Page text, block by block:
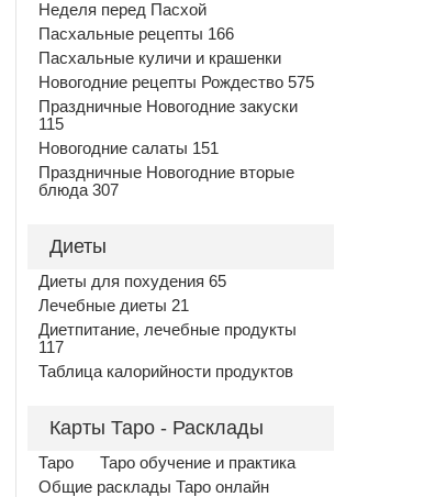
Неделя перед Пасхой
Пасхальные рецепты 166
Пасхальные куличи и крашенки
Новогодние рецепты Рождество 575
Праздничные Новогодние закуски
115
Новогодние салаты 151
Праздничные Новогодние вторые
блюда 307
Диеты
Диеты для похудения 65
Лечебные диеты 21
Диетпитание, лечебные продукты
117
Таблица калорийности продуктов
Карты Таро - Расклады
Таро
Таро обучение и практика
Общие расклады Таро онлайн